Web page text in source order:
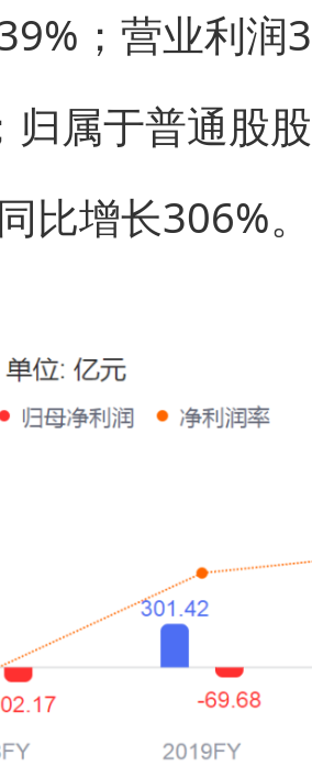
；营业利
归属于普通股
比增长306%。